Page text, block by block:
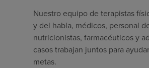
Nuestro equipo de terapistas
y del habla, médicos, personal
nutricionistas, farmacéuticos y
casos trabajan juntos para
metas.